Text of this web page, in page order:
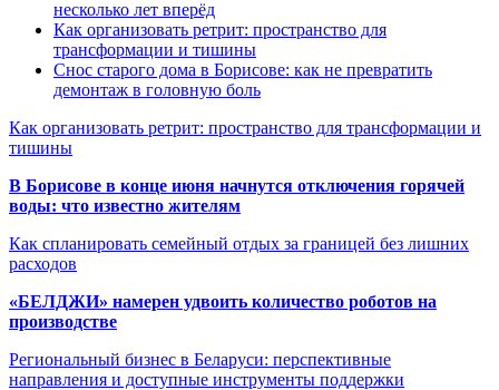
несколько лет вперёд
Как организовать ретрит: пространство для
трансформации и тишины
Снос старого дома в Борисове: как не превратить
демонтаж в головную боль
Как организовать ретрит: пространство для трансформации и
тишины
В Борисове в конце июня начнутся отключения горячей
воды: что известно жителям
Как спланировать семейный отдых за границей без лишних
расходов
«БЕЛДЖИ» намерен удвоить количество роботов на
производстве
Региональный бизнес в Беларуси: перспективные
направления и доступные инструменты поддержки